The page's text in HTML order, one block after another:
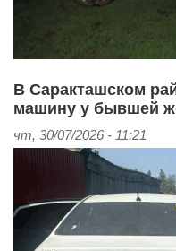
В Саракташском
машину у бывшей
чт, 30/07/2026 - 11:21